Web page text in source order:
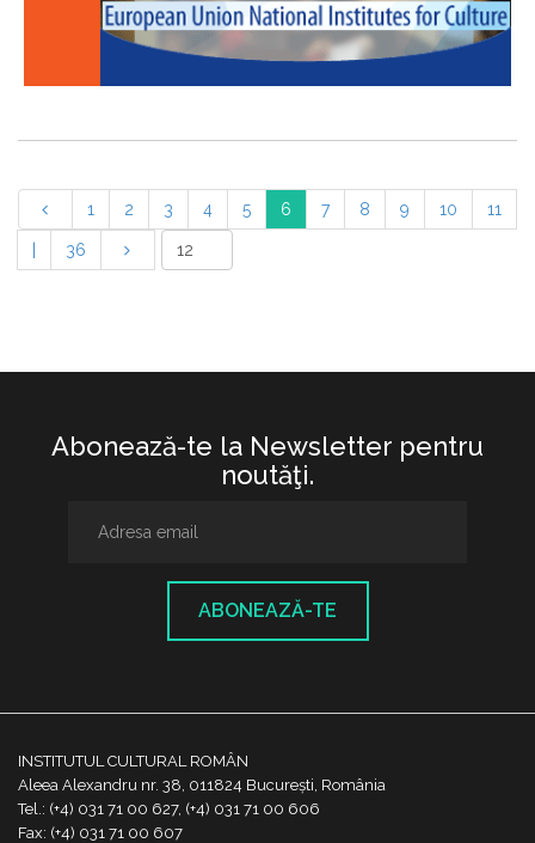
1 2 3 4 5 6 7 8 9 10 11
36
Abonează-te la Newsletter pentru
noutăţi.
ABONEAZĂ-TE
INSTITUTUL CULTURAL ROMÂN
Aleea Alexandru nr. 38, 011824 București, România
Tel.: (+4) 031 71 00 627, (+4) 031 71 00 606
Fax: (+4) 031 71 00 607